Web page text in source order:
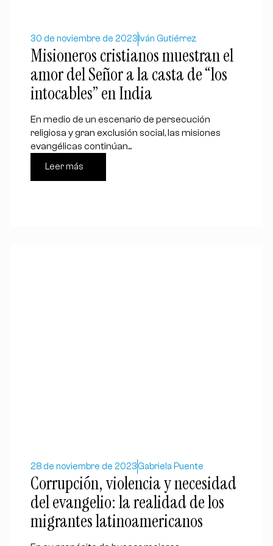
30 de noviembre de 2023 Iván Gutiérrez
Misioneros cristianos muestran el
amor del Señor a la casta de “los
intocables” en India
En medio de un escenario de persecución
religiosa y gran exclusión social, las misiones
evangélicas continúan...
Leer más
28 de noviembre de 2023Gabriela Puente
Corrupción, violencia y necesidad
del evangelio: la realidad de los
migrantes latinoamericanos